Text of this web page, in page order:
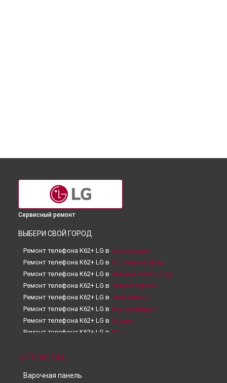
Сервисный ремонт
ВЫБЕРИ СВОЙ ГОРОД
Ремонт телефона K62+ LG в Краснодаре
Ремонт телефона K62+ LG в Ростове-на-Дону
Ремонт телефона K62+ LG в Нижнем Новгороде
Ремонт телефона K62+ LG в Новосибирске
Ремонт телефона K62+ LG в Челябинске
Ремонт телефона K62+ LG в Екатеринбурге
Ремонт телефона K62+ LG в Казани
Ремонт телефона K62+ LG в Уфе
Ремонт телефона K62+ LG в
Ремонт телефона K62+ LG в
УСТРОЙСТВА
Варочная панель